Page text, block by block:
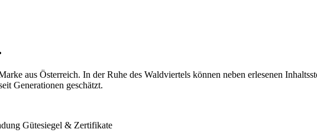
aus Österreich. In der Ruhe des Waldviertels können neben erlesenen
Generationen geschätzt.
Gütesiegel & Zertifikate